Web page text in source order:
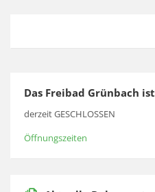
Das Freibad Grünbach ist
derzeit GESCHLOSSEN
Öffnungszeiten